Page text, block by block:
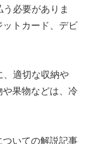
必要がありま
トカード、デビ
、適切な収納や
果物などは、冷
ついての解説記事